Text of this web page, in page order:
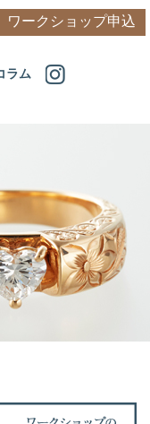
ワークショップ申込
ラム